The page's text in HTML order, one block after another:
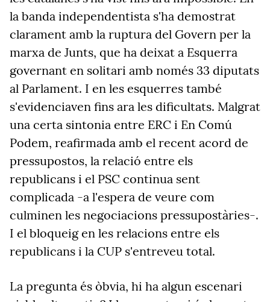
la banda independentista s'ha demostrat
clarament amb la ruptura del Govern per la
marxa de Junts, que ha deixat a Esquerra
governant en solitari amb només 33 diputats
al Parlament. I en les esquerres també
s'evidenciaven fins ara les dificultats. Malgrat
una certa sintonia entre ERC i En Comú
Podem, reafirmada amb el recent acord de
pressupostos, la relació entre els
republicans i el PSC continua sent
complicada -a l'espera de veure com
culminen les negociacions pressupostàries-.
I el bloqueig en les relacions entre els
republicans i la CUP s'entreveu total.
La pregunta és òbvia, hi ha algun escenari